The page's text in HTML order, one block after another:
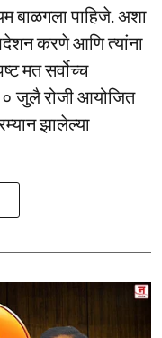
बाळगला पाहिजे. अशा
करणे आणि त्यांना
मत सर्वोच्च
जुलै रोजी आयोजित
झालेल्या